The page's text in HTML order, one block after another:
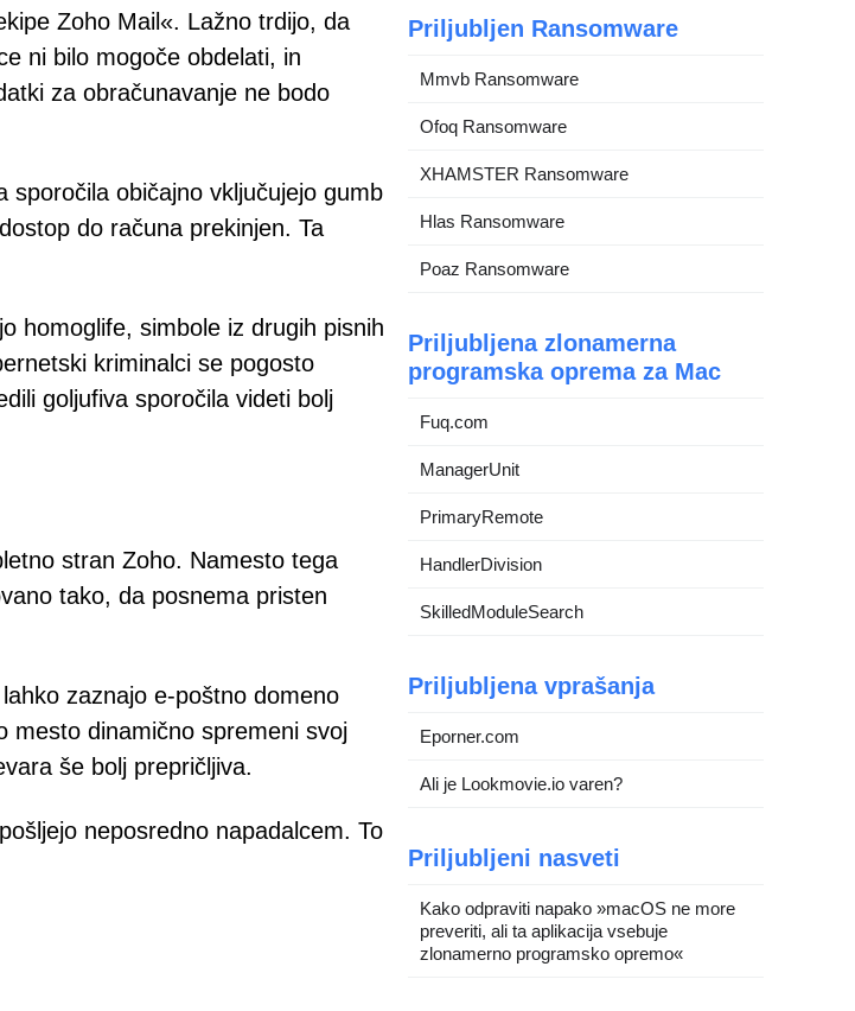
Zoho Mail«. Lažno trdijo, da
ni bilo mogoče obdelati, in
za obračunavanje ne bodo
sporočila običajno vključujejo gumb
do računa prekinjen. Ta
homoglife, simbole iz drugih pisnih
kriminalci se pogosto
goljufiva sporočila videti bolj
stran Zoho. Namesto tega
tako, da posnema pristen
zaznajo e-poštno domeno
mesto dinamično spremeni svoj
še bolj prepričljiva.
neposredno napadalcem. To
Priljubljen Ransomware
Mmvb Ransomware
Ofoq Ransomware
XHAMSTER Ransomware
Hlas Ransomware
Poaz Ransomware
Priljubljena zlonamerna
programska oprema za Mac
Fuq.com
ManagerUnit
PrimaryRemote
HandlerDivision
SkilledModuleSearch
Priljubljena vprašanja
Eporner.com
Ali je Lookmovie.io varen?
Priljubljeni nasveti
Kako odpraviti napako »macOS ne more
preveriti, ali ta aplikacija vsebuje
zlonamerno programsko opremo«